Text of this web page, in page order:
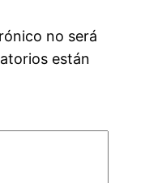
no será
están